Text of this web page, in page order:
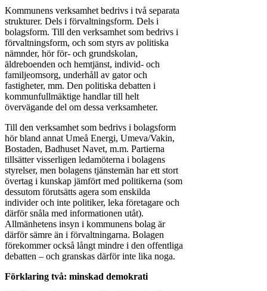
Kommunens verksamhet bedrivs i två separata
strukturer. Dels i förvaltningsform. Dels i
bolagsform. Till den verksamhet som bedrivs i
förvaltningsform, och som styrs av politiska
nämnder, hör för- och grundskolan,
äldreboenden och hemtjänst, individ- och
familjeomsorg, underhåll av gator och
fastigheter, mm. Den politiska debatten i
kommunfullmäktige handlar till helt
övervägande del om dessa verksamheter.
Till den verksamhet som bedrivs i bolagsform
hör bland annat Umeå Energi, Umeva/Vakin,
Bostaden, Badhuset Navet, m.m. Partierna
tillsätter visserligen ledamöterna i bolagens
styrelser, men bolagens tjänstemän har ett stort
övertag i kunskap jämfört med politikerna (som
dessutom förutsätts agera som enskilda
individer och inte politiker, leka företagare och
därför snåla med informationen utåt).
Allmänhetens insyn i kommunens bolag är
därför sämre än i förvaltningarna. Bolagen
förekommer också långt mindre i den offentliga
debatten – och granskas därför inte lika noga.
Förklaring två: minskad demokrati